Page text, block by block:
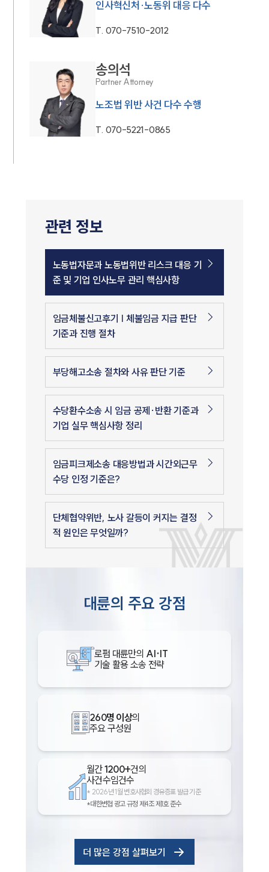
인사혁신처·노동위 대응 다수
T. 070-7510-2012
송의석
Partner Attorney
노조법 위반 사건 다수 수행
T. 070-5221-0865
관련 정보
노동법자문과 노동법위반 리스크 대응 기
준 및 기업 인사노무 관리 핵심사항
임금체불신고후기 | 체불임금 지급 판단
기준과 진행 절차
부당해고소송 절차와 사유 판단 기준
수당환수소송 시 임금 공제·반환 기준과
기업 실무 핵심사항 정리
임금피크제소송 대응방법과 시간외근무
수당 인정 기준은?
단체협약위반, 노사 갈등이 커지는 결정
적 원인은 무엇일까?
대륜의 주요 강점
로펌 대륜만의 AI·IT
기술 활용 소송 전략
260명 이상의
주요 구성원
월간1200+건의
사건수임건수
* 2026년 1월 변호사협회 경유증표 발급 기준
*대한변협 광고 규정 제4조 제1호 준수
더 많은 강점 살펴보기